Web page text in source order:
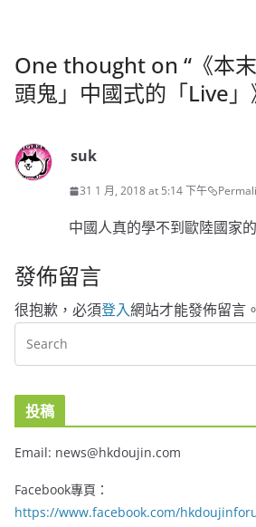
One thought on “ 《本
頭鬼」中國式的「Live」
suk
31 1 月, 2018 at 5:14 下午
中國人真的學不到歐陸國家
發佈留言
很抱歉，必須登入網站才能發佈留言。
投稿
Email: news@hkdoujin.com
Facebook專頁：
https://www.facebook.com/